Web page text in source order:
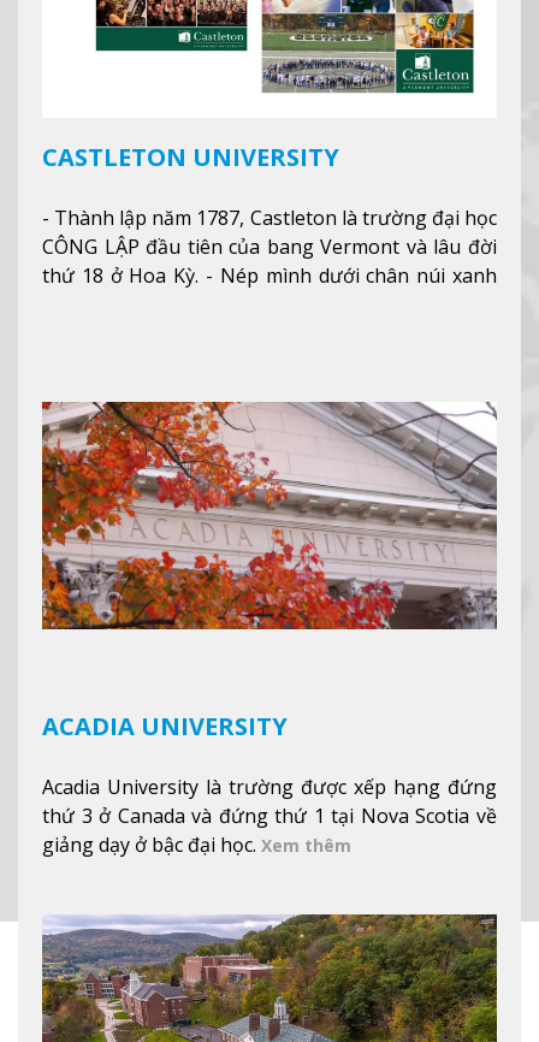
CASTLETON UNIVERSITY
- Thành lập năm 1787, Castleton là trường đại học
CÔNG LẬP đầu tiên của bang Vermont và lâu đời
thứ 18 ở Hoa Kỳ. - Nép mình dưới chân núi xanh
tuyết của trường, sinh viên có thể thưởng thức vẻ
đẹp tự nhiên của Vermont từ mọi góc trong
khuôn viên trường.Xem thêm
ACADIA UNIVERSITY
Acadia University là trường được xếp hạng đứng
thứ 3 ở Canada và đứng thứ 1 tại Nova Scotia về
giảng dạy ở bậc đại học. Xem thêm